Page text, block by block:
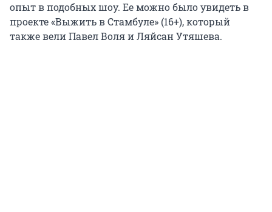
опыт в подобных шоу. Ее можно было увидеть в
проекте «Выжить в Стамбуле» (16+), который
также вели Павел Воля и Ляйсан Утяшева.